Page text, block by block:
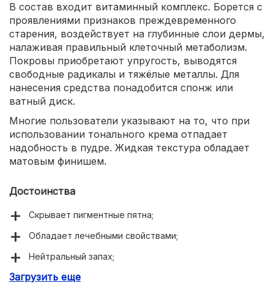
В состав входит витаминный комплекс. Борется с
проявлениями признаков преждевременного
старения, воздействует на глубинные слои дермы,
налаживая правильный клеточный метаболизм.
Покровы приобретают упругость, выводятся
свободные радикалы и тяжёлые металлы. Для
нанесения средства понадобится спонж или
ватный диск.
Многие пользователи указывают на то, что при
использовании тонального крема отпадает
надобность в пудре. Жидкая текстура обладает
матовым финишем.
Достоинства
Скрывает пигментные пятна;
Обладает лечебными свойствами;
Нейтральный запах;
Держится на коже до 24 часов;
Загрузить еще